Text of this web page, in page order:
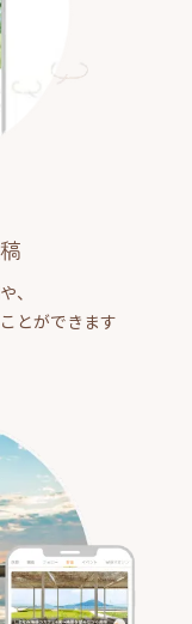
、
とができます